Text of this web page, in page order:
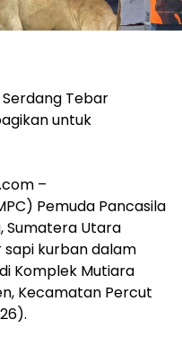
Serdang Tebar
untuk
–
Pemuda Pancasila
Sumatera Utara
kurban dalam
Komplek Mutiara
Kecamatan Percut